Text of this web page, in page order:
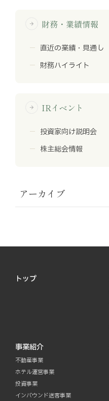
arrow_forward 財務・業績情報
直近の業績・見通し
財務ハイライト
arrow_forward IRイベント
投資家向け説明会
株主総会情報
アーカイブ
トップ
事業紹介
不動産事業
ホテル運営事業
投資事業
インバウンド送客事業